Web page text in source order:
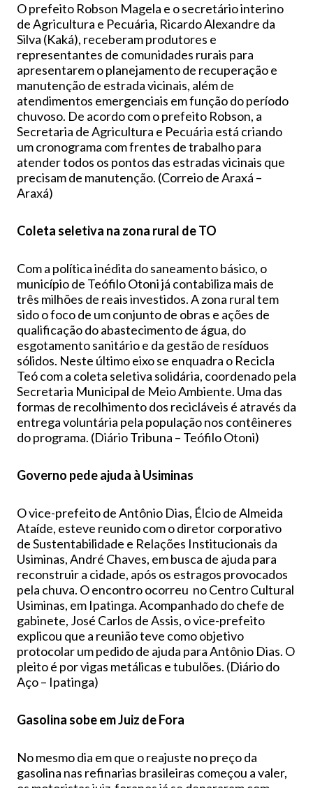
O prefeito Robson Magela e o secretário interino
de Agricultura e Pecuária, Ricardo Alexandre da
Silva (Kaká), receberam produtores e
representantes de comunidades rurais para
apresentarem o planejamento de recuperação e
manutenção de estrada vicinais, além de
atendimentos emergenciais em função do período
chuvoso. De acordo com o prefeito Robson, a
Secretaria de Agricultura e Pecuária está criando
um cronograma com frentes de trabalho para
atender todos os pontos das estradas vicinais que
precisam de manutenção. (Correio de Araxá –
Araxá)
Coleta seletiva na zona rural de TO
Com a política inédita do saneamento básico, o
município de Teófilo Otoni já contabiliza mais de
três milhões de reais investidos. A zona rural tem
sido o foco de um conjunto de obras e ações de
qualificação do abastecimento de água, do
esgotamento sanitário e da gestão de resíduos
sólidos. Neste último eixo se enquadra o Recicla
Teó com a coleta seletiva solidária, coordenado pela
Secretaria Municipal de Meio Ambiente. Uma das
formas de recolhimento dos recicláveis é através da
entrega voluntária pela população nos contêineres
do programa. (Diário Tribuna – Teófilo Otoni)
Governo pede ajuda à Usiminas
O vice-prefeito de Antônio Dias, Élcio de Almeida
Ataíde, esteve reunido com o diretor corporativo
de Sustentabilidade e Relações Institucionais da
Usiminas, André Chaves, em busca de ajuda para
reconstruir a cidade, após os estragos provocados
pela chuva. O encontro ocorreu no Centro Cultural
Usiminas, em Ipatinga. Acompanhado do chefe de
gabinete, José Carlos de Assis, o vice-prefeito
explicou que a reunião teve como objetivo
protocolar um pedido de ajuda para Antônio Dias. O
pleito é por vigas metálicas e tubulões. (Diário do
Aço – Ipatinga)
Gasolina sobe em Juiz de Fora
No mesmo dia em que o reajuste no preço da
gasolina nas refinarias brasileiras começou a valer,